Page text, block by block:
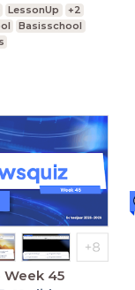
LessonUp
+2
Basisschool
45